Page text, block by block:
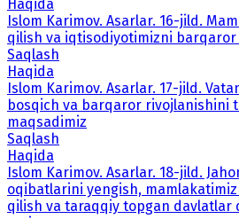
Haqida
Islom Karimov. Asarlar. 16-jild.
qilish va iqtisodiyotimizni
Saqlash
Haqida
Islom Karimov. Asarlar. 17-jild.
bosqich va barqaror rivojlanishini
maqsadimiz
Saqlash
Haqida
Islom Karimov. Asarlar. 18-jild.
oqibatlarini yengish,
qilish va taraqqiy topgan davlatlar